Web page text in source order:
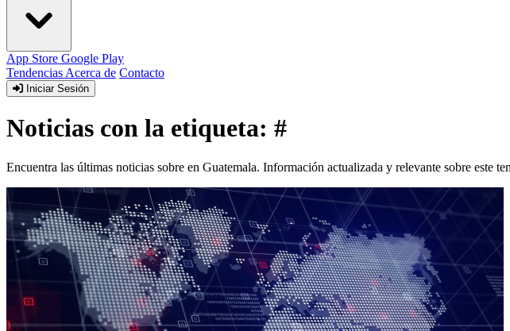
App Store Google Play
Tendencias Acerca de Contacto
Iniciar Sesión
Noticias con la etiqueta: #
Encuentra las últimas noticias sobre en Guatemala. Información actualizada y relevante sobre este